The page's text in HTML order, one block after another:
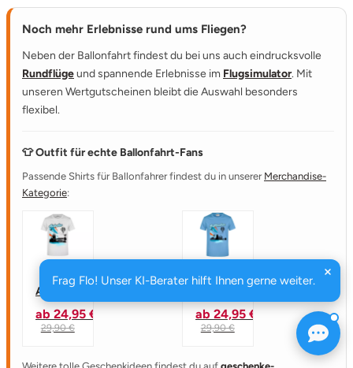
Noch mehr Erlebnisse rund ums Fliegen?
Neben der Ballonfahrt findest du bei uns auch eindrucksvolle
Rundflügeund spannende Erlebnisse im Flugsimulator. Mit
unseren Wertgutscheinen bleibt die Auswahl besonders
flexibel.
👕 Outfit für echte Ballonfahrt-Fans
Passende Shirts für Ballonfahrer findest du in unserer Merchandise-
Kategorie:
T-Shirt
Airfurter
ab 24,95 €
29,90 €
T-Shirt
"Luftsachse"
ab 24,95 €
29,90 €
Frag Flo! Unser KI-Berater hilft Ihnen gerne weiter.